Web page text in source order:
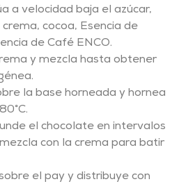
a velocidad baja el azúcar,
cocoa, Esencia de
de Café ENCO.
y mezcla hasta obtener
la base horneada y hornea
el chocolate en intervalos
con la crema para batir
el pay y distribuye con